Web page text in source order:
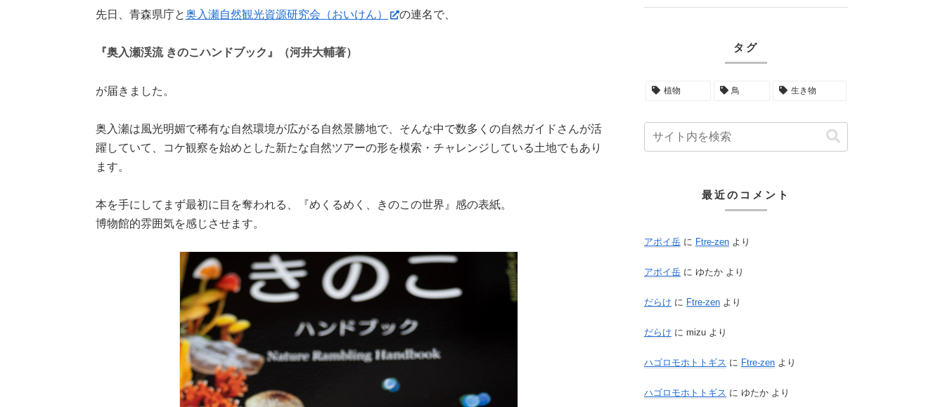
先日、青森県庁と奥入瀬自然観光資源研究会（おいけん） の連名で、
『奥入瀬渓流 きのこハンドブック』（河井大輔著）
が届きました。
奥入瀬は風光明媚で稀有な自然環境が広がる自然景勝地で、そんな中で数多くの自然ガイドさんが活
躍していて、コケ観察を始めとした新たな自然ツアーの形を模索・チャレンジしている土地でもあり
ます。
本を手にしてまず最初に目を奪われる、『めくるめく、きのこの世界』感の表紙。
博物館的雰囲気を感じさせます。
タグ
植物 鳥 生き物
最近のコメント
アポイ岳 に Ftre-zen より
アポイ岳 に ゆたか より
だらけ に Ftre-zen より
だらけ に mizu より
ハゴロモホトトギス に Ftre-zen より
ハゴロモホトトギス に ゆたか より